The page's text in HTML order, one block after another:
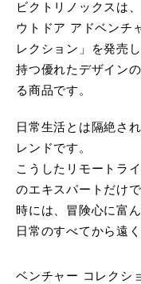
ビクトリノックスは
ウトドア アドベンチ
レクション」を発売
持つ優れたデザイン
る商品です。
日常生活とは隔絶さ
レンドです。
こうしたリモートラ
のエキスパートだけ
時には、冒険心に富
日常のすべてから遠
ベンチャー コレクシ